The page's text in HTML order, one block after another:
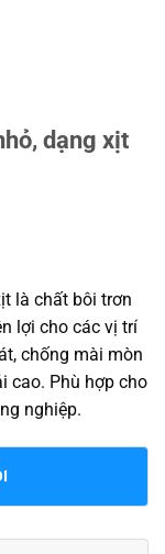
dạng xịt
là chất bôi trơn
lợi cho các vị trí
chống mài mòn
cao. Phù hợp cho
nghiệp.